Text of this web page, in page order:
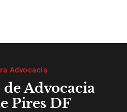
Advocacia
Advocacia
Pires DF